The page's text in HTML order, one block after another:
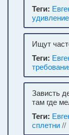
Теги:
удивление
Ищут
Теги:
Зависть
там где
Теги:
сплетни//